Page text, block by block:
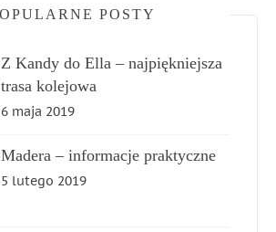
POSTY
Z Kandy do Ella – najpiękniejsza
trasa kolejowa
6 maja 2019
Madera – informacje praktyczne
5 lutego 2019